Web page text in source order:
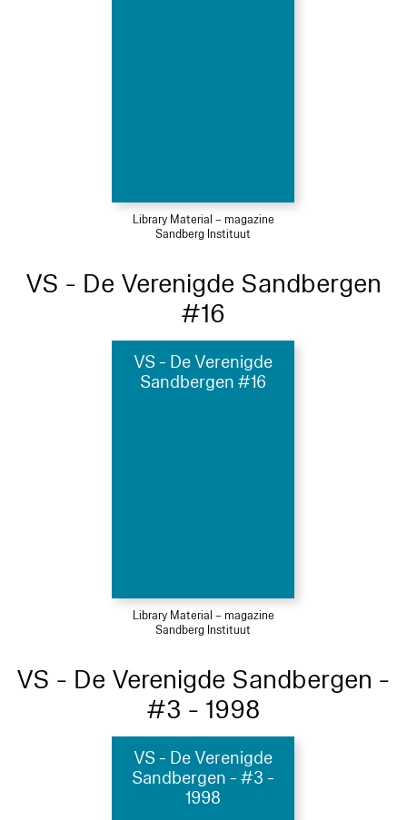
Library Material – magazine
Sandberg Instituut
VS - De Verenigde Sandbergen
#16
VS - De Verenigde
Sandbergen #16
Library Material – magazine
Sandberg Instituut
VS - De Verenigde Sandbergen -
#3 - 1998
VS - De Verenigde
Sandbergen - #3 -
1998